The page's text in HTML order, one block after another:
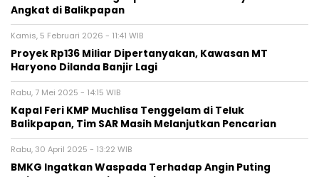
Angkat di Balikpapan
Kamis, 5 Februari 2026 - 11:41 WIB
Proyek Rp136 Miliar Dipertanyakan, Kawasan MT
Haryono Dilanda Banjir Lagi
Rabu, 7 Mei 2025 - 14:15 WIB
Kapal Feri KMP Muchlisa Tenggelam di Teluk
Balikpapan, Tim SAR Masih Melanjutkan Pencarian
Rabu, 30 April 2025 - 13:22 WIB
BMKG Ingatkan Waspada Terhadap Angin Puting